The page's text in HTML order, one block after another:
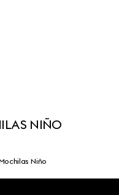
NIÑO
Niño